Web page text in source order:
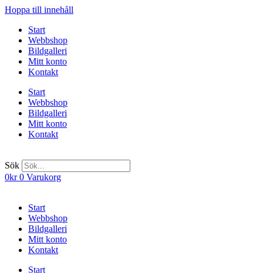
Hoppa till innehåll
Start
Webbshop
Bildgalleri
Mitt konto
Kontakt
Start
Webbshop
Bildgalleri
Mitt konto
Kontakt
Sök
0kr 0 Varukorg
Start
Webbshop
Bildgalleri
Mitt konto
Kontakt
Start